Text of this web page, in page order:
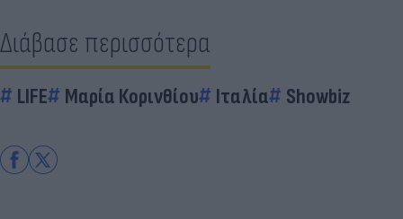
Διάβασε περισσότερα
LIFE Μαρία Κορινθίου Ιταλία Showbiz